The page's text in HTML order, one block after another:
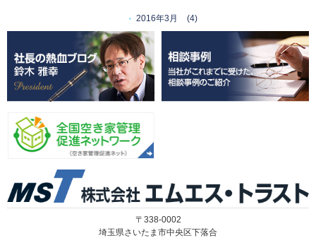
2016年3月 (4)
〒338-0002
埼玉県さいたま市中央区下落合